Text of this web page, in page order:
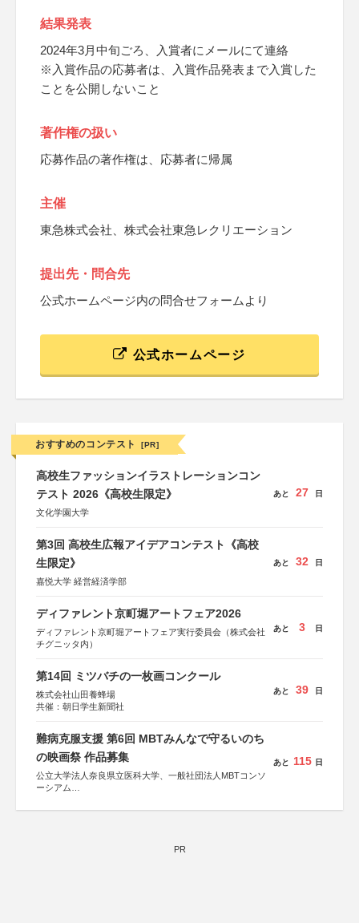
結果発表
2024年3月中旬ごろ、入賞者にメールにて連絡
※入賞作品の応募者は、入賞作品発表まで入賞した
ことを公開しないこと
著作権の扱い
応募作品の著作権は、応募者に帰属
主催
東急株式会社、株式会社東急レクリエーション
提出先・問合先
公式ホームページ内の問合せフォームより
公式ホームページ
おすすめのコンテスト [PR]
高校生ファッションイラストレーションコン
テスト 2026《高校生限定》
文化学園大学
あと 27 日
第3回 高校生広報アイデアコンテスト《高校
生限定》
嘉悦大学 経営経済学部
あと 32 日
ディファレント京町堀アートフェア2026
ディファレント京町堀アートフェア実行委員会（株式会社
チグニッタ内）
あと 3 日
第14回 ミツバチの一枚画コンクール
株式会社山田養蜂場
共催：朝日学生新聞社
あと 39 日
難病克服支援 第6回 MBTみんなで守るいのち
の映画祭 作品募集
公立大学法人奈良県立医科大学、一般社団法人MBTコンソ
ーシアム
協力：読売新聞社
あと 115 日
PR